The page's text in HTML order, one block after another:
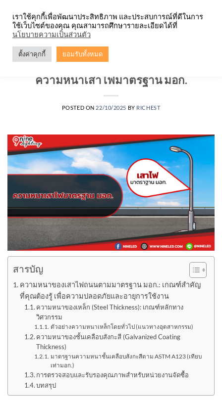
content
ความหนาเสาไฟมาตรฐาน มอก.
POSTED ON 22/10/2025 BY RICHEST
สารบัญ
ความหนาของเสาไฟถนนตามมาตรฐาน มอก.: เกณฑ์สำคัญ
ที่คุณต้องรู้ เพื่อความปลอดภัยและอายุการใช้งาน
ความหนาของเหล็ก (Steel Thickness): เกณฑ์หลักทาง
วิศวกรรม
ตัวอย่างความหนาเหล็กโดยทั่วไป (แนวทางอุตสาหกรรม)
ความหนาของชั้นเคลือบสังกะสี (Galvanized Coating
Thickness)
มาตรฐานความหนาชั้นเคลือบสังกะสีตาม ASTM A123 (เทียบ
เท่ามอก.)
การตรวจสอบและรับรองคุณภาพสำหรับหน่วยงานจัดซื้อ
บทสรุป
เราใช้คุกกี้เพื่อพัฒนาประสิทธิภาพ และประสบการณ์ที่ดีในการ
ใช้เว็บไซต์ของคุณ คุณสามารถศึกษารายละเอียดได้ที่
นโยบายความเป็นส่วนตัว
ตั้งค่าคุกกี้ ยอมรับทั้งหมด